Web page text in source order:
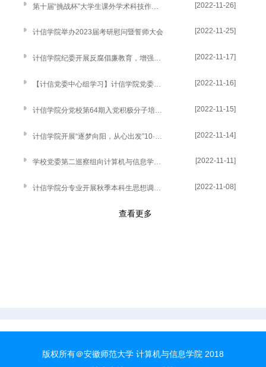
[2022-11-26]
计信学院举办2023届考研慰问暨誓师大会 [2022-11-25]
计信学院纪委开展反腐倡廉教育，增强拒腐防变能力 [2022-11-17]
【计信党委中心组学习】计信学院党委开展专题学习研讨 [2022-11-16]
[2022-11-15]
[2022-11-14]
学校党委第二巡察组向计算机与信息学院党委反馈巡察情况 [2022-11-11]
计信学院分专业开展秋季本科生思想调研座谈会 [2022-11-08]
查看更多
版权所有＠安徽师范大学 计算机与信息学院 2018